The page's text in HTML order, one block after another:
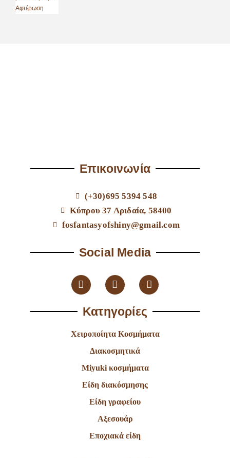
Επικοινωνία
(+30)695 5394 548
Κύπρου 37 Αριδαία, 58400
fosfantasyofshiny@gmail.com
Social Media
Κατηγορίες
Χειροποίητα Κοσμήματα
Διακοσμητικά
Miyuki κοσμήματα
Είδη διακόσμησης
Είδη γραφείου
Αξεσουάρ
Εποχιακά είδη